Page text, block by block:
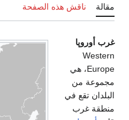
مقالة ناقش هذه الصفحة
غرب أوروپا
Western
Europe، هي
مجموعة من
البلدان تقع في
منطقة غرب